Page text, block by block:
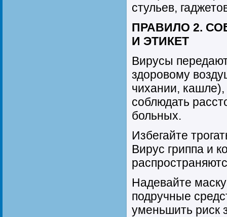
стульев,
ПРАВИЛО 2.
И ЭТИКЕТ
Вирусы
здоровому
чихании,
соблюдать
больных.
Избегайте
Вирус гриппа и
Надевайте
подручные
уменьшить риск